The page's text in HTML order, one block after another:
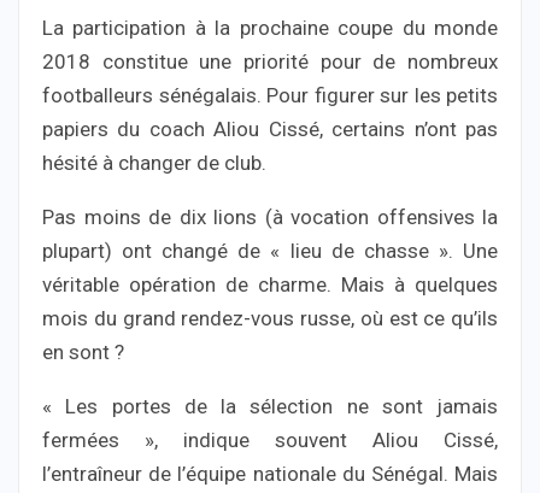
La participation à la prochaine coupe du monde
2018 constitue une priorité pour de nombreux
footballeurs sénégalais. Pour figurer sur les petits
papiers du coach Aliou Cissé, certains n’ont pas
hésité à changer de club.
Pas moins de dix lions (à vocation offensives la
plupart) ont changé de « lieu de chasse ». Une
véritable opération de charme. Mais à quelques
mois du grand rendez-vous russe, où est ce qu’ils
en sont ?
« Les portes de la sélection ne sont jamais
fermées », indique souvent Aliou Cissé,
l’entraîneur de l’équipe nationale du Sénégal. Mais